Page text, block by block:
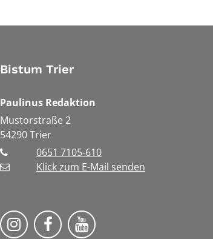
Bistum Trier
Paulinus Redaktion
Mustorstraße 2
54290Trier
0651 7105-610
Klick zum E-Mail senden
Bistum Trier auf Instragram
Bistum Trier auf Facebook
Bistum Trier auf